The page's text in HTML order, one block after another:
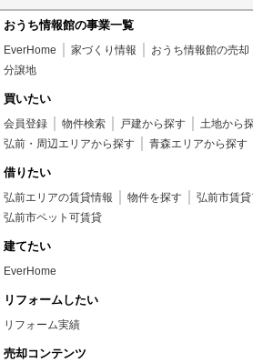
おうち情報館の事業一覧
EverHome 家づくり情報 おうち情報館の売却
分譲地
買いたい
会員登録 物件検索 戸建から探す
土地から
弘前・周辺エリアから探す
青森エリアから探す
借りたい
弘前エリアの賃貸情報 物件を探す 弘前市賃貸
弘前市ペット可賃貸
建てたい
EverHome
リフォームしたい
リフォーム実績
売却コンテンツ